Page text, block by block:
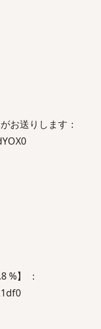
お送りします：
%】 ：